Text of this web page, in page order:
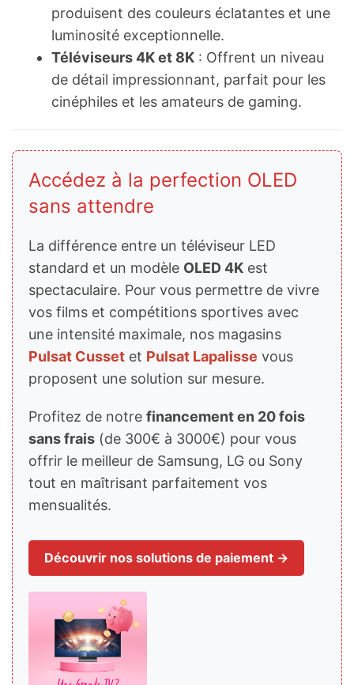
produisent des couleurs éclatantes et une
luminosité exceptionnelle.
Téléviseurs 4K et 8K : Offrent un niveau
de détail impressionnant, parfait pour les
cinéphiles et les amateurs de gaming.
Accédez à la perfection OLED
sans attendre
La différence entre un téléviseur LED
standard et un modèle OLED 4K est
spectaculaire. Pour vous permettre de vivre
vos films et compétitions sportives avec
une intensité maximale, nos magasins
Pulsat Cusset et Pulsat Lapalisse vous
proposent une solution sur mesure.
Profitez de notre financement en 20 fois
sans frais (de 300€ à 3000€) pour vous
offrir le meilleur de Samsung, LG ou Sony
tout en maîtrisant parfaitement vos
mensualités.
Découvrir nos solutions de paiement →